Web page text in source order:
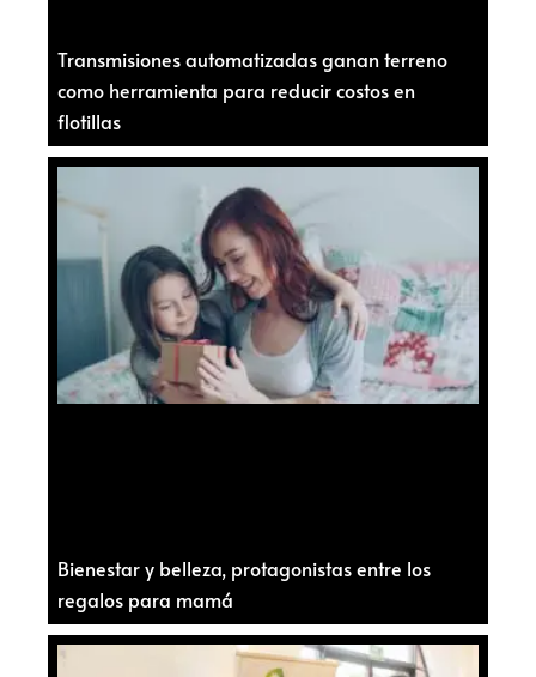
Transmisiones automatizadas ganan terreno
como herramienta para reducir costos en
flotillas
Bienestar y belleza, protagonistas entre los
regalos para mamá